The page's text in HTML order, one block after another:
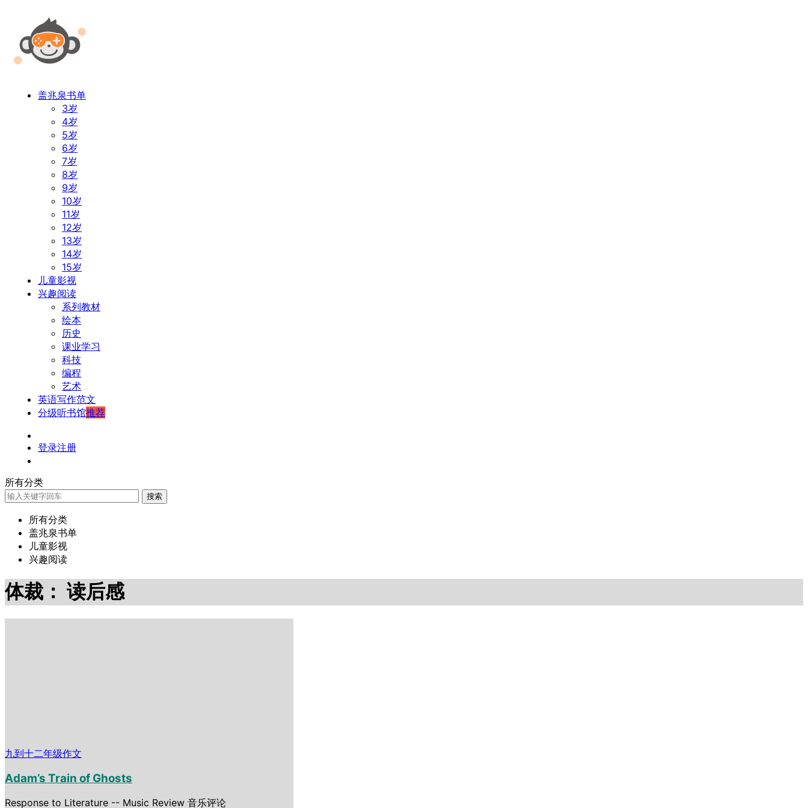
盖兆泉书单
3岁
4岁
5岁
6岁
7岁
8岁
9岁
10岁
11岁
12岁
13岁
14岁
15岁
儿童影视
兴趣阅读
系列教材
绘本
历史
课业学习
科技
编程
艺术
英语写作范文
分级听书馆推荐
登录注册
所有分类
搜索
所有分类
盖兆泉书单
儿童影视
兴趣阅读
体裁： 读后感
九到十二年级作文
Adam’s Train of Ghosts
Response to Literature -- Music Review 音乐评论